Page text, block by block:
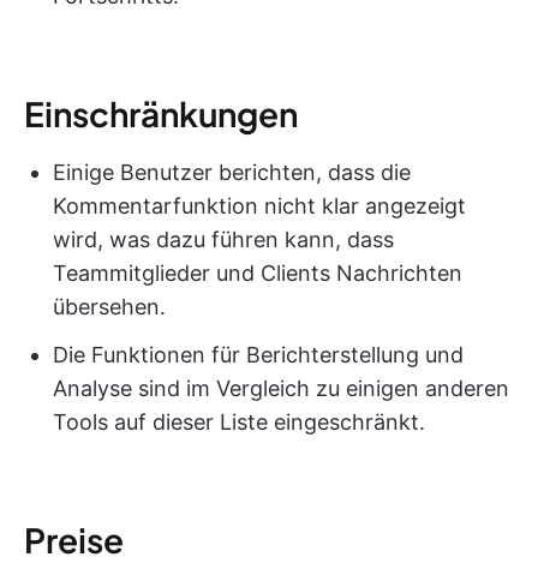
Einschränkungen
Einige Benutzer berichten, dass die
Kommentarfunktion nicht klar angezeigt
wird, was dazu führen kann, dass
Teammitglieder und Clients Nachrichten
übersehen.
Die Funktionen für Berichterstellung und
Analyse sind im Vergleich zu einigen anderen
Tools auf dieser Liste eingeschränkt.
Preise